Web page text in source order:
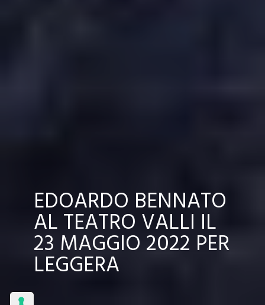
EDOARDO BENNATO
AL TEATRO VALLI IL
23 MAGGIO 2022 PER
LEGGERA